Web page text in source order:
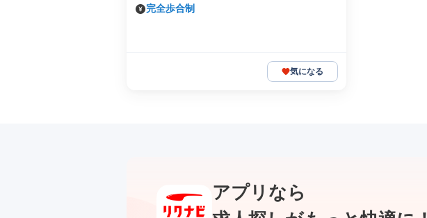
完全歩合制
気になる
アプリなら